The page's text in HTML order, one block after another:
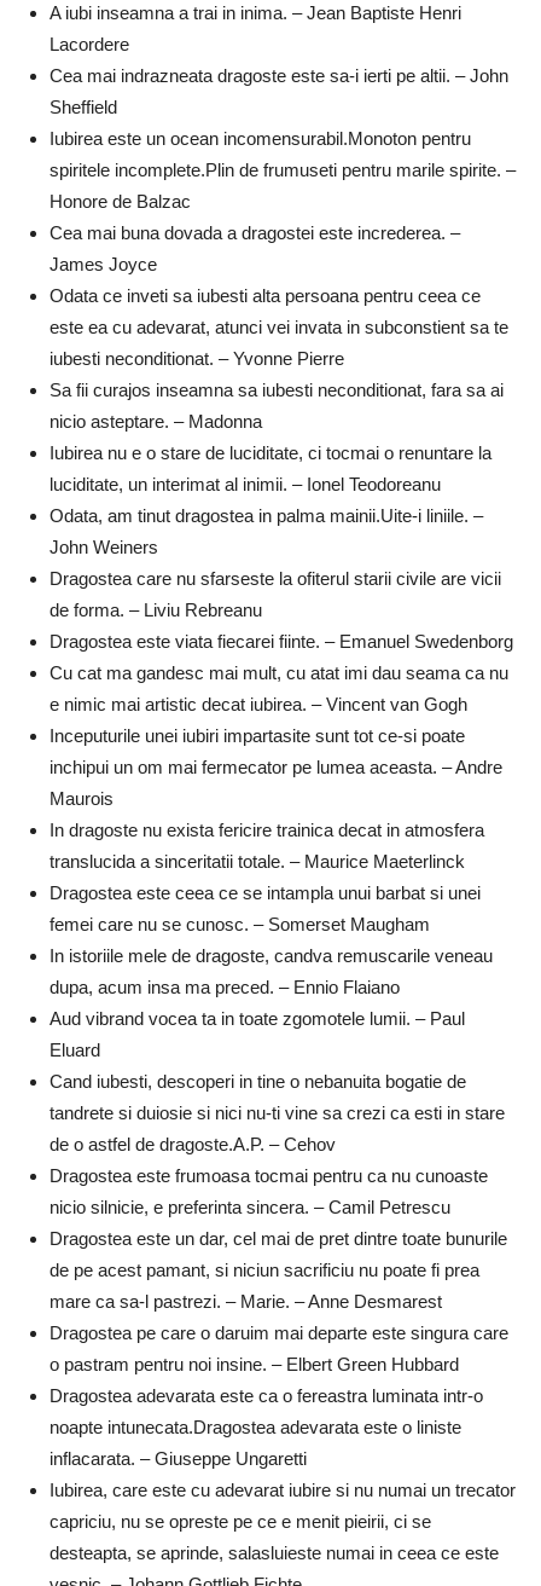
A iubi inseamna a trai in inima. – Jean Baptiste Henri
Lacordere
Cea mai indrazneata dragoste este sa-i ierti pe altii. – John
Sheffield
Iubirea este un ocean incomensurabil.Monoton pentru
spiritele incomplete.Plin de frumuseti pentru marile spirite. –
Honore de Balzac
Cea mai buna dovada a dragostei este increderea. –
James Joyce
Odata ce inveti sa iubesti alta persoana pentru ceea ce
este ea cu adevarat, atunci vei invata in subconstient sa te
iubesti neconditionat. – Yvonne Pierre
Sa fii curajos inseamna sa iubesti neconditionat, fara sa ai
nicio asteptare. – Madonna
Iubirea nu e o stare de luciditate, ci tocmai o renuntare la
luciditate, un interimat al inimii. – Ionel Teodoreanu
Odata, am tinut dragostea in palma mainii.Uite-i liniile. –
John Weiners
Dragostea care nu sfarseste la ofiterul starii civile are vicii
de forma. – Liviu Rebreanu
Dragostea este viata fiecarei fiinte. – Emanuel Swedenborg
Cu cat ma gandesc mai mult, cu atat imi dau seama ca nu
e nimic mai artistic decat iubirea. – Vincent van Gogh
Inceputurile unei iubiri impartasite sunt tot ce-si poate
inchipui un om mai fermecator pe lumea aceasta. – Andre
Maurois
In dragoste nu exista fericire trainica decat in atmosfera
translucida a sinceritatii totale. – Maurice Maeterlinck
Dragostea este ceea ce se intampla unui barbat si unei
femei care nu se cunosc. – Somerset Maugham
In istoriile mele de dragoste, candva remuscarile veneau
dupa, acum insa ma preced. – Ennio Flaiano
Aud vibrand vocea ta in toate zgomotele lumii. – Paul
Eluard
Cand iubesti, descoperi in tine o nebanuita bogatie de
tandrete si duiosie si nici nu-ti vine sa crezi ca esti in stare
de o astfel de dragoste.A.P. – Cehov
Dragostea este frumoasa tocmai pentru ca nu cunoaste
nicio silnicie, e preferinta sincera. – Camil Petrescu
Dragostea este un dar, cel mai de pret dintre toate bunurile
de pe acest pamant, si niciun sacrificiu nu poate fi prea
mare ca sa-l pastrezi. – Marie. – Anne Desmarest
Dragostea pe care o daruim mai departe este singura care
o pastram pentru noi insine. – Elbert Green Hubbard
Dragostea adevarata este ca o fereastra luminata intr-o
noapte intunecata.Dragostea adevarata este o liniste
inflacarata. – Giuseppe Ungaretti
Iubirea, care este cu adevarat iubire si nu numai un trecator
capriciu, nu se opreste pe ce e menit pieirii, ci se
desteapta, se aprinde, salasluieste numai in ceea ce este